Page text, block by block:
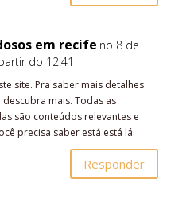
em recife no 8 de
do 12:41
site. Pra saber mais detalhes
descubra mais. Todas as
são conteúdos relevantes e
precisa saber está está lá.
Responder